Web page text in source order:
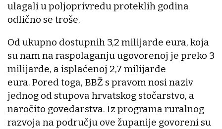
ulagali u poljoprivredu proteklih godina
odlično se troše.
Od ukupno dostupnih 3,2 milijarde eura, koja
su nam na raspolaganju ugovorenoj je preko 3
milijarde, a isplaćenoj 2,7 milijarde
eura. Pored toga, BBŽ s pravom nosi naziv
jednog od stupova hrvatskog stočarstvo, a
naročito govedarstva. Iz programa ruralnog
razvoja na području ove županije govoreni su